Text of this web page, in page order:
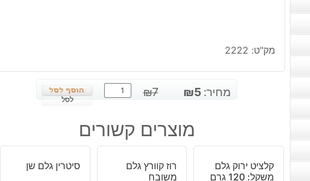
מק"ט: 2222
מחיר: ₪7
המחיר
היה:
₪7.
₪5
המחיר
הוא:
₪5.
כמות
של
טייגר
אי
קטן
לסל
מוצרים קשורים
קלציט ירוק גלם
משקל: 120 גרם
רוז קוורץ גלם
משובח
סיטרין גלם שן